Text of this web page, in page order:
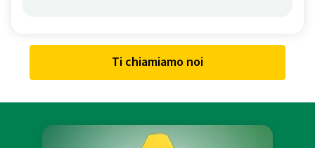
Ti chiamiamo noi